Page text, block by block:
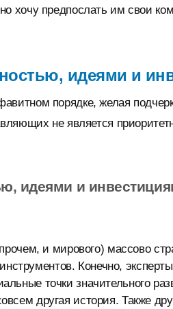
хочу предпослать им свои
идеями и
порядке, желая
не является
идеями и
и мирового) массово
Конечно,
точки значительного
другая история. Также